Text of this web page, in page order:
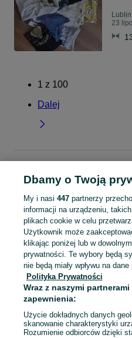
Lublin
23
1 z 100
Dalej
T-shirty - Lubelskie
T-shirty - Lublin
KATEGORIA
ubranko do chrztu dla chłopca,
Mapa kategorii
Mapa miejscowości
Mapa ministron
Popularne wyszukiwania
Dbamy o Twoją
My i nasi 447partnerzy
informacji na urządzeniu,
plikach cookie w celu
Użytkownik może
klikając poniżej lub w
prywatności. Te wybory będą
nie będą miały wpływu na
Polityka Prywatności
Wraz z naszymi
zapewnienia:
Użycie dokładnych danych
skanowanie charakterystyki
Rozumienie odbiorców dzięki